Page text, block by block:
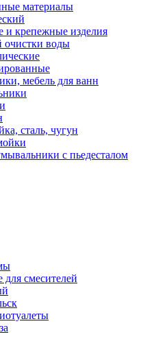
материалы
и крепежные изделия
очистки воды
мебель для ванн
сталь, чугун
с пьедесталом
смесителей